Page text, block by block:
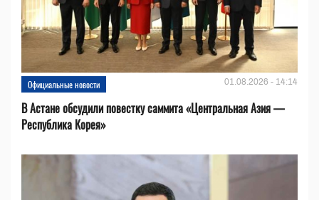
Официальные новости 01.08.2026 - 14:14
В Астане обсудили повестку саммита «Центральная Азия —
Республика Корея»